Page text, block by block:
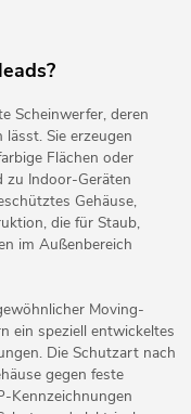
Scheinwerfer, deren
Sie erzeugen
Flächen oder
zu Indoor-Geräten
Gehäuse,
die für Staub,
im Außenbereich
Moving-
ein speziell entwickeltes
Die Schutzart nach
gegen feste
Kennzeichnungen